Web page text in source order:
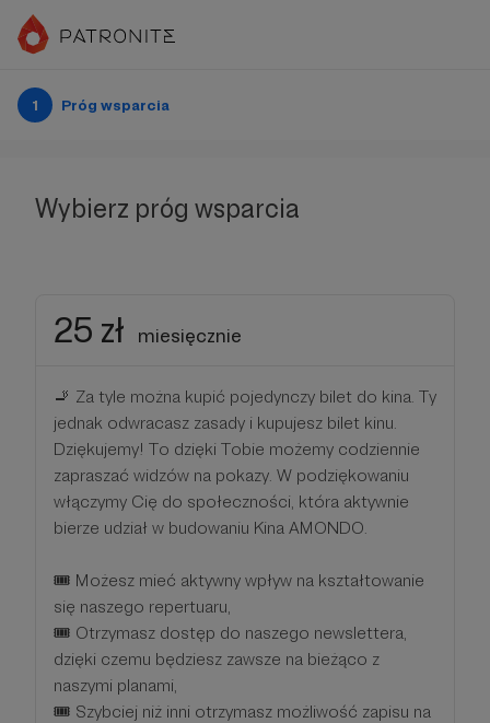
1 Próg wsparcia
Wybierz próg wsparcia
25 zł miesięcznie
🚬 Za tyle można kupić pojedynczy bilet do kina. Ty
jednak odwracasz zasady i kupujesz bilet kinu.
Dziękujemy! To dzięki Tobie możemy codziennie
zapraszać widzów na pokazy. W podziękowaniu
włączymy Cię do społeczności, która aktywnie
bierze udział w budowaniu Kina AMONDO.
🎟 Możesz mieć aktywny wpływ na kształtowanie
się naszego repertuaru,
🎟 Otrzymasz dostęp do naszego newslettera,
dzięki czemu będziesz zawsze na bieżąco z
naszymi planami,
🎟 Szybciej niż inni otrzymasz możliwość zapisu na